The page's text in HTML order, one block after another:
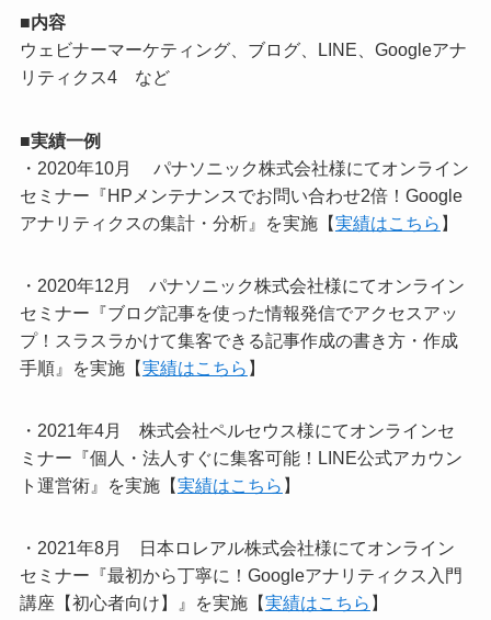
■内容
ウェビナーマーケティング、ブログ、LINE、Googleアナ
リティクス4 など
■実績一例
・2020年10月
パナソニック株式会社様にてオンライン
セミナー『HPメンテナンスでお問い合わせ2倍！Google
アナリティクスの集計・分析』を実施【実績はこちら 】
・2020年12月 パナソニック株式会社様にてオンライン
セミナー『ブログ記事を使った情報発信でアクセスアッ
プ！スラスラかけて集客できる記事作成の書き方・作成
手順』を実施【実績はこちら 】
・2021年4月 株式会社ペルセウス様にてオンラインセ
ミナー『個人・法人すぐに集客可能！LINE公式アカウン
ト運営術』を実施【実績はこちら 】
・2021年8月 日本ロレアル株式会社様にてオンライン
セミナー『最初から丁寧に！Googleアナリティクス入門
講座【初心者向け】』を実施【実績はこちら 】